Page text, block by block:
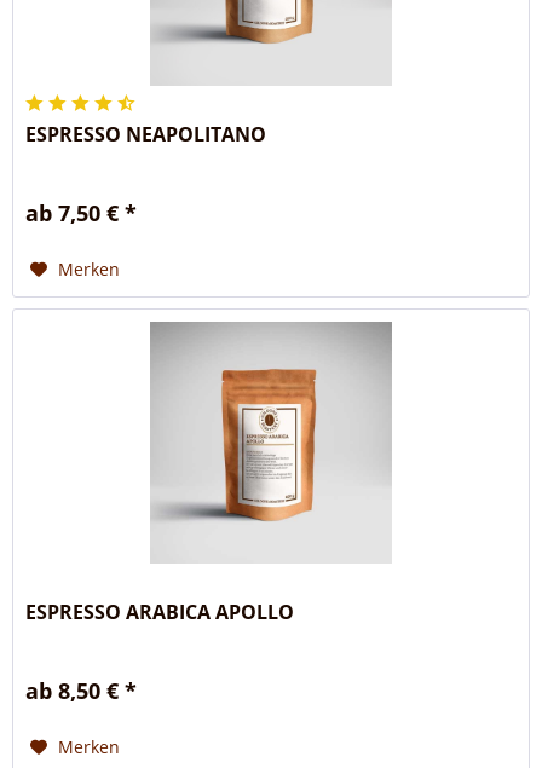
ESPRESSO NEAPOLITANO
ab 7,50 € *
Merken
ESPRESSO ARABICA APOLLO
ab 8,50 € *
Merken